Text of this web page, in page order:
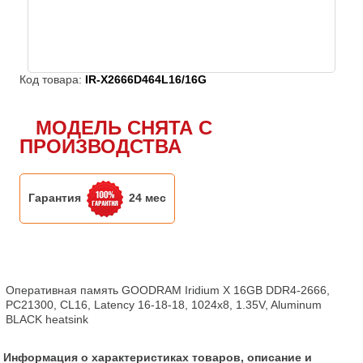
Код товара: IR-X2666D464L16/16G
МОДЕЛЬ СНЯТА С
ПРОИЗВОДСТВА
Гарантия 24 мес
Оперативная память GOODRAM Iridium X 16GB DDR4-2666,
PC21300, CL16, Latency 16-18-18, 1024x8, 1.35V, Aluminum
BLACK heatsink
Информация о характеристиках товаров, описание и